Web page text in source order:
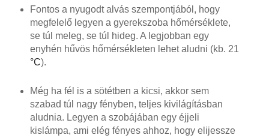
Fontos a nyugodt alvás szempontjából, hogy
megfelelő legyen a gyerekszoba hőmérséklete,
se túl meleg, se túl hideg. A legjobban egy
enyhén hűvös hőmérsékleten lehet aludni (kb. 21
°C).
Még ha fél is a sötétben a kicsi, akkor sem
szabad túl nagy fényben, teljes kivilágításban
aludnia. Legyen a szobájában egy éjjeli
kislámpa, ami elég fényes ahhoz, hogy elijessze